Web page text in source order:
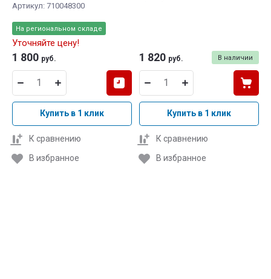
Артикул: 710048300
На региональном складе
Уточняйте цену!
1 800 руб.
Купить в 1 клик
К сравнению
В избранное
В наличии
1 820 руб.
Купить в 1 клик
К сравнению
В избранное